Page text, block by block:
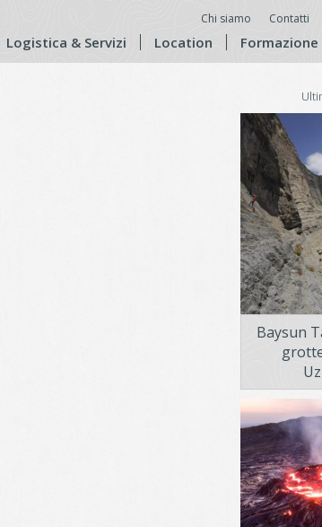
Chi siamo Contatti
Logistica & Servizi Location Formazione
Baysun